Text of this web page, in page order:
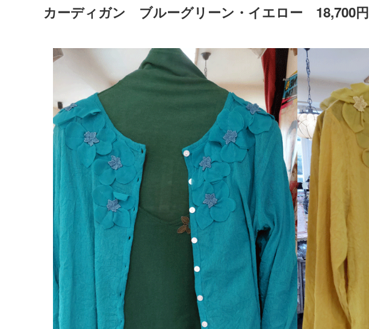
カーディガン ブルーグリーン・イエロー 18,700円